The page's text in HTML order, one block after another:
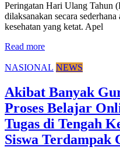
Peringatan Hari Ulang Tahun
dilaksanakan secara
kesehatan yang ketat. Apel
Read more
NASIONAL NEWS
Akibat Banyak
Proses Belajar
Tugas di Tengah
Siswa Terdampak